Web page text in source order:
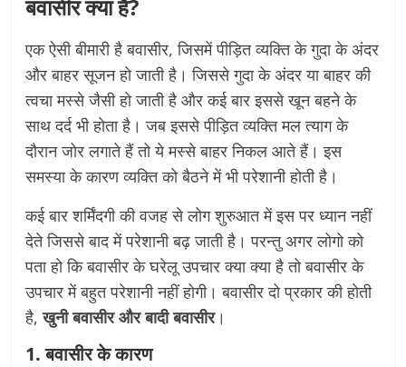
बवासीर क्या है?
एक ऐसी बीमारी है बवासीर, जिसमें पीड़ित व्यक्ति के गुदा के अंदर
और बाहर सूजन हो जाती है। जिससे गुदा के अंदर या बाहर की
त्वचा मस्से जैसी हो जाती है और कई बार इससे खून बहने के
साथ दर्द भी होता है। जब इससे पीड़ित व्यक्ति मल त्याग के
दौरान जोर लगाते हैं तो ये मस्से बाहर निकल आते हैं। इस
समस्या के कारण व्यक्ति को बैठने में भी परेशानी होती है।
कई बार शर्मिंदगी की वजह से लोग शुरुआत में इस पर ध्यान नहीं
देते जिससे बाद में परेशानी बढ़ जाती है। परन्तु अगर लोगो को
पता हो कि बवासीर के घरेलू उपचार क्या क्या है तो बवासीर के
उपचार में बहुत परेशानी नहीं होगी। बवासीर दो प्रकार की होती
है,खुनी बवासीर और बादी बवासीर।
1. बवासीर के कारण